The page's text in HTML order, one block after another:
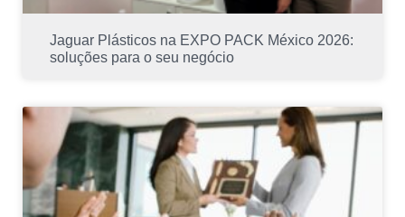
Jaguar Plásticos na EXPO PACK México 2026:
soluções para o seu negócio